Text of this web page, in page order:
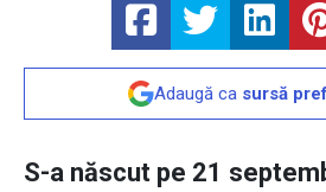
Adaugă ca sursă
S-a născut pe 21